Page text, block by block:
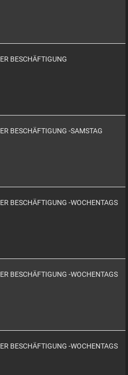
BESCHÄFTIGUNG
BESCHÄFTIGUNG -SAMSTAG
BESCHÄFTIGUNG -WOCHENTAGS
BESCHÄFTIGUNG -WOCHENTAGS
BESCHÄFTIGUNG -WOCHENTAGS